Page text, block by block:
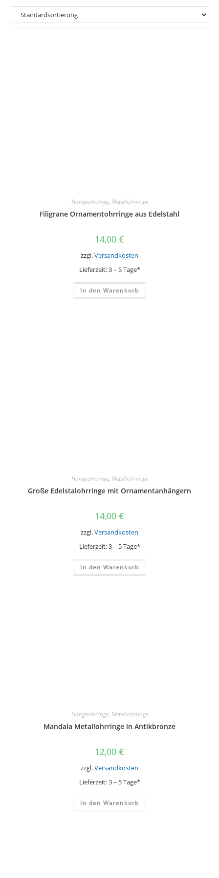
Hängeohrringe, Metallohrringe
Filigrane Ornamentohrringe aus Edelstahl
14,00 €
zzgl.Versandkosten
Lieferzeit:3 – 5 Tage*
In den Warenkorb
Hängeohrringe, Metallohrringe
Große Edelstalohrringe mit Ornamentanhängern
14,00 €
zzgl.Versandkosten
Lieferzeit:3 – 5 Tage*
In den Warenkorb
Hängeohrringe, Metallohrringe
Mandala Metallohrringe in Antikbronze
12,00 €
zzgl.Versandkosten
Lieferzeit:3 – 5 Tage*
In den Warenkorb